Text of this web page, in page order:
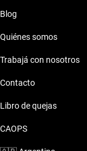
Blog
Quiénes somos
Trabajá con nosotros
Contacto
Libro de quejas
CAOPS